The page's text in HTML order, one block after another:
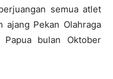
semua atlet
ajang Pekan Olahraga
bulan Oktober